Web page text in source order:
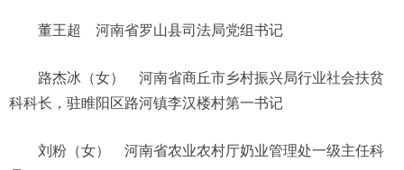
董王超 河南省罗山县司法局党组书记
路杰冰（女） 河南省商丘市乡村振兴局行业社会扶贫
科科长，驻睢阳区路河镇李汉楼村第一书记
刘粉（女） 河南省农业农村厅奶业管理处一级主任科